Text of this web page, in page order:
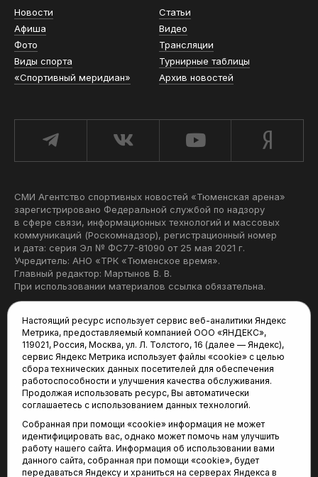
Новости
Статьи
Афиша
Видео
Фото
Трансляции
Виды спорта
Турнирные таблицы
«Спортивный меридиан»
Архив новостей
СМИ Агентство спортивных новостей «Тюменская арена»
зарегистрировано Федеральной службой по надзору
в сфере связи, информационных технологий и массовых
коммуникаций (Роскомнадзор), регистрационный номер
и дата: серия Эл № ФС77-81090 от 25 мая 2021 г.
Учредитель: АНО «ТРК «Тюменское время».
Главный редактор: Мартынов В. В.
При использовании материалов ссылка обязательна.
Редакция:
625035, Тюмень, пр. Геологоразведчиков, 28А
(3452) 68-22-28
tum-arena@mail.ru
Отдел продаж:
(3452) 68-89-78
kotovaev@sibinformburo.ru
Настоящий ресурс использует сервис веб-аналитики Яндекс
Метрика, предоставляемый компанией ООО «ЯНДЕКС»,
119021, Россия, Москва, ул. Л. Толстого, 16 (далее — Яндекс),
сервис Яндекс Метрика использует файлы «cookie» с целью
сбора технических данных посетителей для обеспечения
работоспособности и улучшения качества обслуживания.
Продолжая использовать ресурс, Вы автоматически
соглашаетесь с использованием данных технологий.
Собранная при помощи «cookie» информация не может
идентифицировать вас, однако может помочь нам улучшить
работу нашего сайта. Информация об использовании вами
данного сайта, собранная при помощи «cookie», будет
передаваться Яндексу и храниться на серверах Яндекса в